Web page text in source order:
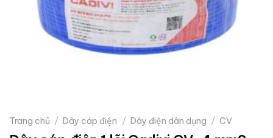
Trang chủ / Dây cáp điện / Dây điện dân dụng / CV